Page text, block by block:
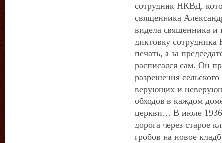
сотрудник НКВД,
священника
видела священника и
диктовку
печать, а за
расписался сам. Он
разрешения
верующих и
обходов в каждом
церкви… В июле 1936
дорога через старое
гробов на новое